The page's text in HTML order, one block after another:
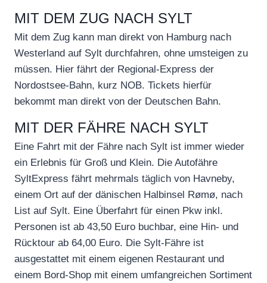
MIT DEM ZUG NACH SYLT
Mit dem Zug kann man direkt von Hamburg nach
Westerland auf Sylt durchfahren, ohne umsteigen zu
müssen. Hier fährt der Regional-Express der
Nordostsee-Bahn, kurz NOB. Tickets hierfür
bekommt man direkt von der Deutschen Bahn.
MIT DER FÄHRE NACH SYLT
Eine Fahrt mit der Fähre nach Sylt ist immer wieder
ein Erlebnis für Groß und Klein. Die Autofähre
SyltExpress fährt mehrmals täglich von Havneby,
einem Ort auf der dänischen Halbinsel Rømø, nach
List auf Sylt. Eine Überfahrt für einen Pkw inkl.
Personen ist ab 43,50 Euro buchbar, eine Hin- und
Rücktour ab 64,00 Euro. Die Sylt-Fähre ist
ausgestattet mit einem eigenen Restaurant und
einem Bord-Shop mit einem umfangreichen Sortiment